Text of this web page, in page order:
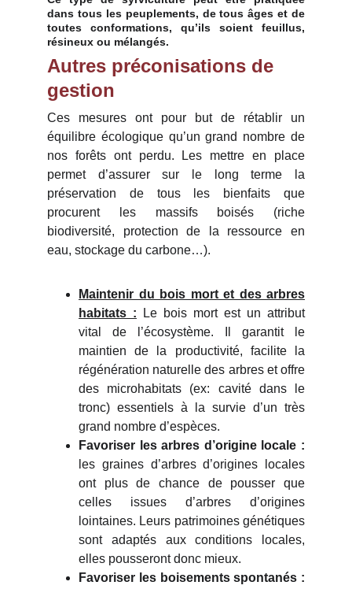
dans tous les peuplements, de tous âges et de
toutes conformations, qu’ils soient feuillus,
résineux ou mélangés.
Ces mesures ont pour but de rétablir un
équilibre écologique qu’un grand nombre de
nos forêts ont perdu. Les mettre en place
permet d’assurer sur le long terme la
préservation de tous les bienfaits que
procurent les massifs boisés (riche
biodiversité, protection de la ressource en
eau, stockage du carbone…).
Maintenir du bois mort et des arbres
habitats :
Le bois mort est un attribut
vital de l’écosystème. Il garantit le
maintien de la productivité, facilite la
régénération naturelle des arbres et offre
des microhabitats (ex: cavité dans le
tronc) essentiels à la survie d’un très
grand nombre d’espèces.
Favoriser les arbres d’origine locale :
les graines d’arbres d’origines locales
ont plus de chance de pousser que
celles issues d’arbres d’origines
lointaines. Leurs patrimoines génétiques
sont adaptés aux conditions locales,
elles pousseront donc mieux.
Favoriser les boisements spontanés :
Autres préconisations de
gestion